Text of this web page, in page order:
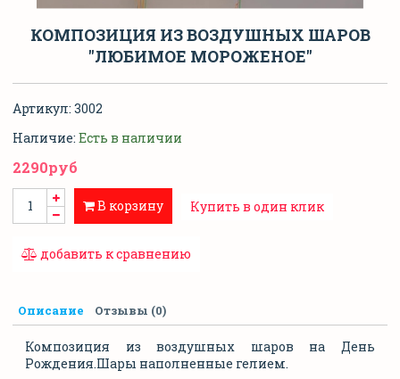
КОМПОЗИЦИЯ ИЗ ВОЗДУШНЫХ ШАРОВ
"ЛЮБИМОЕ МОРОЖЕНОЕ"
Артикул: 3002
Наличие: Есть в наличии
2290руб
В корзину Купить в один клик
добавить к сравнению
Описание Отзывы (0)
Композиция из воздушных шаров на День
Рождения.Шары наполненные гелием.